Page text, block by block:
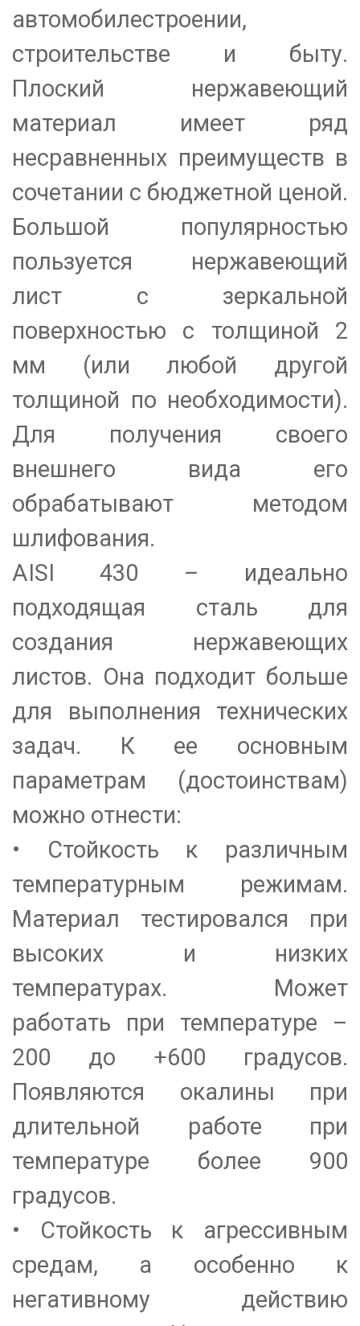
автомобилестроении,
строительстве и быту.
Плоский нержавеющий
материал имеет ряд
несравненных преимуществ в
сочетании с бюджетной ценой.
Большой популярностью
пользуется нержавеющий
лист с зеркальной
поверхностью с толщиной 2
мм (или любой другой
толщиной по необходимости).
Для получения своего
внешнего вида его
обрабатывают методом
шлифования.
AISI 430 – идеально
подходящая сталь для
создания нержавеющих
листов. Она подходит больше
для выполнения технических
задач. К ее основным
параметрам (достоинствам)
можно отнести:
• Стойкость к различным
температурным режимам.
Материал тестировался при
высоких и низких
температурах. Может
работать при температуре –
200 до +600 градусов.
Появляются окалины при
длительной работе при
температуре более 900
градусов.
• Стойкость к агрессивным
средам, а особенно к
негативному действию